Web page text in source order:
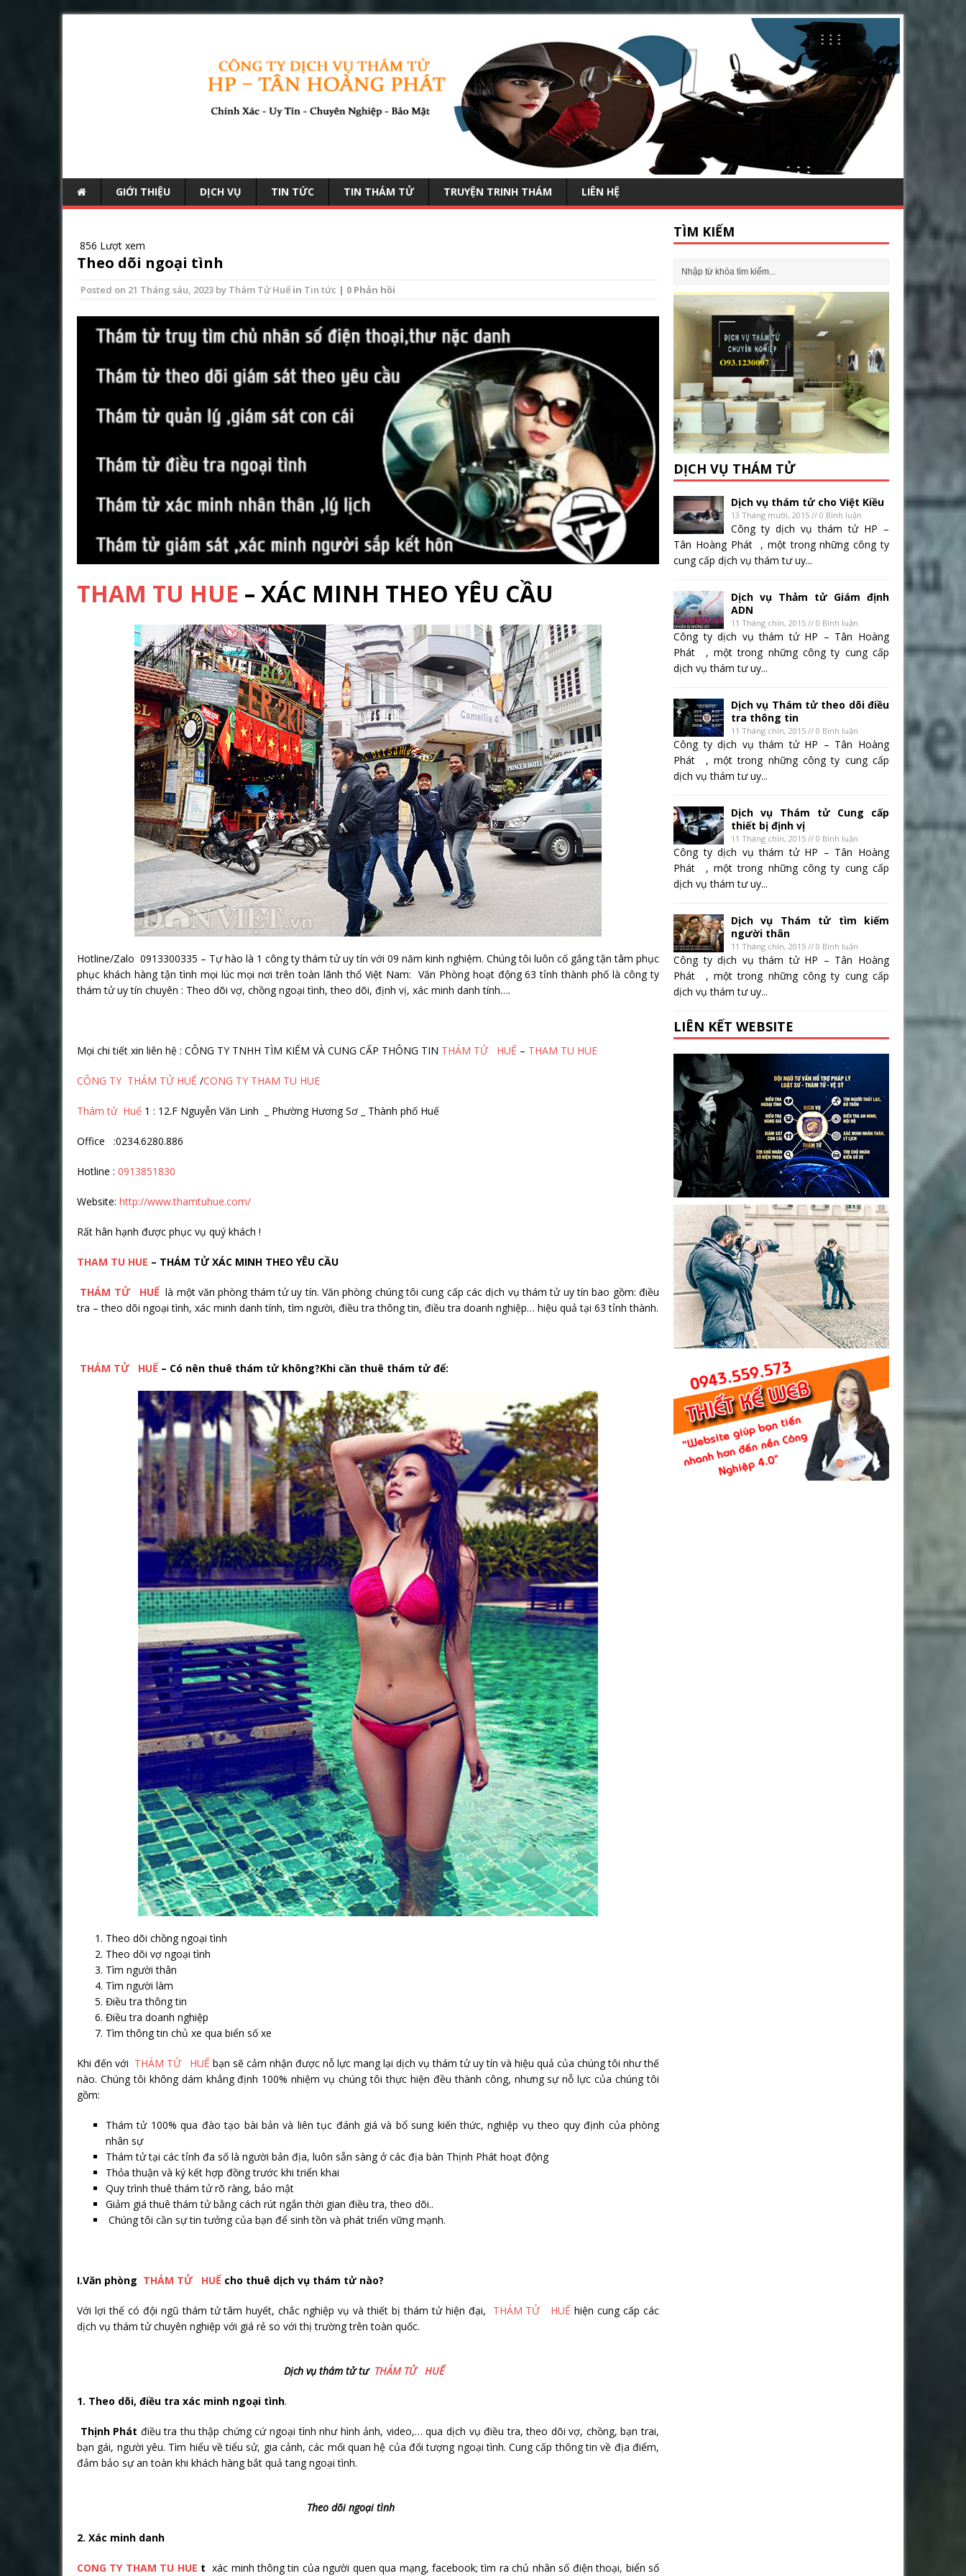
GIỚI THIỆU DỊCH VỤ TIN TỨC TIN THÁM TỬ TRUYỆN TRINH THÁM LIÊN HỆ
856 Lượt xem
Theo dõi ngoại tình
Posted on 21 Tháng sáu, 2023 by Thám Tử Huếin Tin tức | 0 Phản hồi
THAM TU HUE – XÁC MINH THEO YÊU CẦU
Hotline/Zalo 0913300335 – Tự hào là 1 công ty thám tử uy tín với 09 năm kinh nghiệm. Chúng tôi luôn cố gắng tận tâm phục
phục khách hàng tận tình mọi lúc mọi nơi trên toàn lãnh thổ Việt Nam: Văn Phòng hoạt động 63 tỉnh thành phố là công ty
thám tử uy tín chuyên : Theo dõi vợ, chồng ngoại tình, theo dõi, định vị, xác minh danh tính….
Mọi chi tiết xin liên hệ : CÔNG TY TNHH TÌM KIẾM VÀ CUNG CẤP THÔNG TIN THÁM TỬ HUẾ – THAM TU HUE
CÔNG TY THÁM TỬ HUẾ /CONG TY THAM TU HUE
Thám tử Huế 1 : 12.F Nguyễn Văn Linh _ Phường Hương Sơ _ Thành phố Huế
Office :0234.6280.886
Hotline : 0913851830
Website: http://www.thamtuhue.com/
Rất hân hạnh được phục vụ quý khách !
THAM TU HUE – THÁM TỬ XÁC MINH THEO YÊU CẦU
THÁM TỬ HUẾ là một văn phòng thám tử uy tín. Văn phòng chúng tôi cung cấp các dịch vụ thám tử uy tín bao gồm: điều
tra – theo dõi ngoại tình, xác minh danh tính, tìm người, điều tra thông tin, điều tra doanh nghiệp… hiệu quả tại 63 tỉnh thành.
THÁM TỬ HUẾ – Có nên thuê thám tử không?Khi cần thuê thám tử để:
Theo dõi chồng ngoại tình
Theo dõi vợ ngoại tình
Tìm người thân
Tìm người làm
Điều tra thông tin
Điều tra doanh nghiệp
Tìm thông tin chủ xe qua biển số xe
Khi đến với THÁM TỬ HUẾ bạn sẽ cảm nhận được nỗ lực mang lại dịch vụ thám tử uy tín và hiệu quả của chúng tôi như thế
nào. Chúng tôi không dám khẳng định 100% nhiệm vụ chúng tôi thực hiện đều thành công, nhưng sự nỗ lực của chúng tôi
gồm:
Thám tử 100% qua đào tạo bài bản và liên tục đánh giá và bổ sung kiến thức, nghiệp vụ theo quy định của phòng
nhân sự
Thám tử tại các tỉnh đa số là người bản địa, luôn sẵn sàng ở các địa bàn Thịnh Phát hoạt động
Thỏa thuận và ký kết hợp đồng trước khi triển khai
Quy trình thuê thám tử rõ ràng, bảo mật
Giảm giá thuê thám tử bằng cách rút ngắn thời gian điều tra, theo dõi..
Chúng tôi cần sự tin tưởng của bạn để sinh tồn và phát triển vững mạnh.
I.Văn phòng THÁM TỬ HUẾ cho thuê dịch vụ thám tử nào?
Với lợi thế có đội ngũ thám tử tâm huyết, chắc nghiệp vụ và thiết bị thám tử hiện đại, THÁM TỬ HUẾ hiện cung cấp các
dịch vụ thám tử chuyên nghiệp với giá rẻ so với thị trường trên toàn quốc.
Dịch vụ thám tử tư THÁM TỬ HUẾ
1. Theo dõi, điều tra xác minh ngoại tình.
Thịnh Phát điều tra thu thập chứng cứ ngoại tình như hình ảnh, video,… qua dịch vụ điều tra, theo dõi vợ, chồng, bạn trai,
bạn gái, người yêu. Tìm hiểu về tiểu sử, gia cảnh, các mối quan hệ của đối tượng ngoại tình. Cung cấp thông tin về địa điểm,
đảm bảo sự an toàn khi khách hàng bắt quả tang ngoại tình.
Theo dõi ngoại tình
2. Xác minh danh
CONG TY THAM TU HUE t xác minh thông tin của người quen qua mạng, facebook; tìm ra chủ nhân số điện thoại, biển số
TÌM KIẾM
DỊCH VỤ THÁM TỬ
Dịch vụ thám tử cho Việt Kiều
13 Tháng mười, 2015 // 0 Bình luận
Công ty dịch vụ thám tử HP –
Tân Hoàng Phát , một trong những công ty
cung cấp dịch vụ thám tư uy...
Dịch vụ Thảm tử Giám định
ADN
11 Tháng chín, 2015 // 0 Bình luận
Công ty dịch vụ thám tử HP – Tân Hoàng
Phát , một trong những công ty cung cấp
dịch vụ thám tư uy...
Dịch vụ Thám tử theo dõi điều
tra thông tin
11 Tháng chín, 2015 // 0 Bình luận
Công ty dịch vụ thám tử HP – Tân Hoàng
Phát , một trong những công ty cung cấp
dịch vụ thám tư uy...
Dịch vụ Thám tử Cung cấp
thiết bị định vị
11 Tháng chín, 2015 // 0 Bình luận
Công ty dịch vụ thám tử HP – Tân Hoàng
Phát , một trong những công ty cung cấp
dịch vụ thám tư uy...
Dịch vụ Thám tử tìm kiếm
người thân
11 Tháng chín, 2015 // 0 Bình luận
Công ty dịch vụ thám tử HP – Tân Hoàng
Phát , một trong những công ty cung cấp
dịch vụ thám tư uy...
LIÊN KẾT WEBSITE